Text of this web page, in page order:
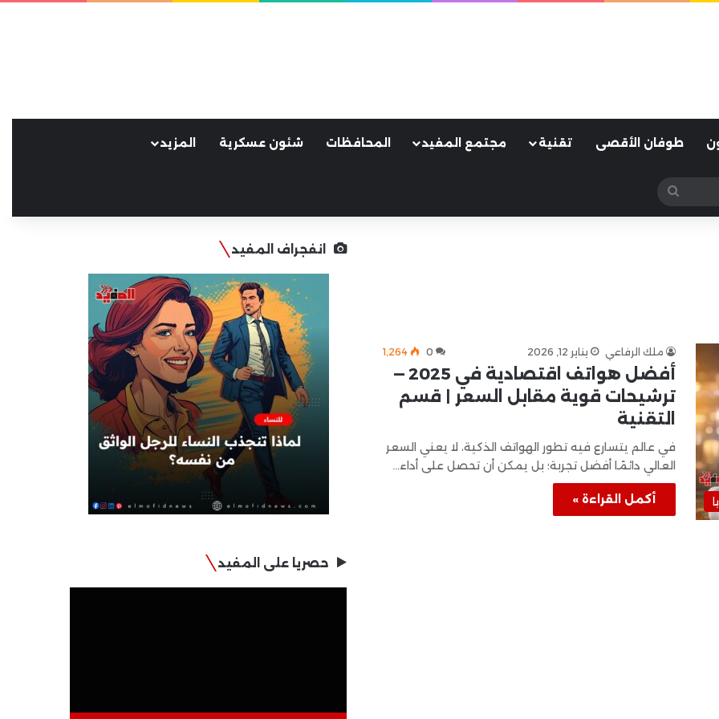
طوفان الأقصى تقنية مجتمع المفيد المحافظات شئون عسكرية المزيد
بحث
عن
ملك الرفاعي يناير 12, 2026 0 1٬264
أفضل هواتف اقتصادية في 2025 —
ترشيحات قوية مقابل السعر | قسم
التقنية
في عالم يتسارع فيه تطور الهواتف الذكية، لا يعني السعر
العالي دائمًا أفضل تجربة؛ بل يمكن أن تحصل على أداء…
أكمل القراءة »
انفجراف المفيد
حصريا على المفيد